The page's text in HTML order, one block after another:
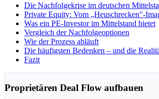
Die Nachfolgekrise im deutschen
Private Equity: Vom „Heuschrecken"-
Was ein PE-Investor im Mittelstand bietet
Vergleich der Nachfolgeoptionen
Wie der Prozess abläuft
Die häufigsten Bedenken – und die
Fazit
Proprietären Deal Flow aufbauen